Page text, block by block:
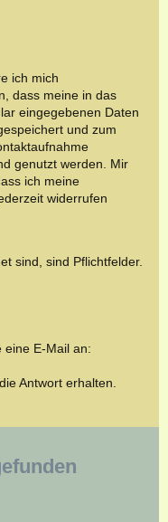
ich mich
dass meine in das
eingegebenen Daten
und zum
genutzt werden. Mir
ich meine
widerrufen
sind, sind Pflichtfelder.
eine E-Mail an:
Antwort erhalten.